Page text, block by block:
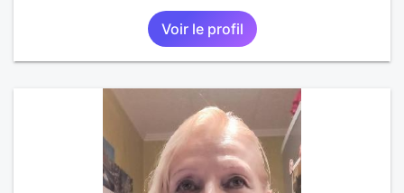
affection. Pour une petite présentation D'un
caractère spontané ouvert jeune blagueur
affectueux fidèle. Préférant échanger avec la
personne qui est dans la même démarche Pour
courtoisie. Il n'y a que cette dernière de vraie. Je
vous dis peut-être à bientôt Cordialement Pour
aventures ramasseurs de monnaie, je ne suis pas
Voir le profil